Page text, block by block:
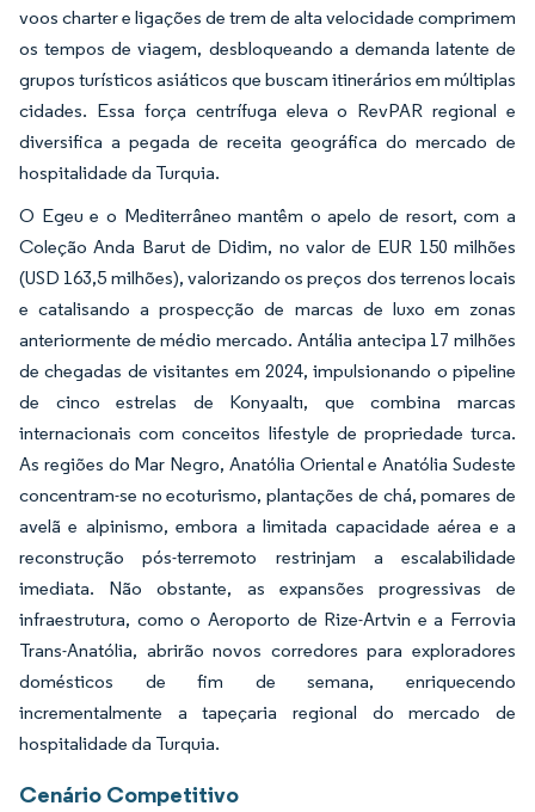
voos charter e ligações de trem de alta velocidade comprimem
os tempos de viagem, desbloqueando a demanda latente de
grupos turísticos asiáticos que buscam itinerários em múltiplas
cidades. Essa força centrífuga eleva o RevPAR regional e
diversifica a pegada de receita geográfica do mercado de
hospitalidade da Turquia.
O Egeu e o Mediterrâneo mantêm o apelo de resort, com a
Coleção Anda Barut de Didim, no valor de EUR 150 milhões
(USD 163,5 milhões), valorizando os preços dos terrenos locais
e catalisando a prospecção de marcas de luxo em zonas
anteriormente de médio mercado. Antália antecipa 17 milhões
de chegadas de visitantes em 2024, impulsionando o pipeline
de cinco estrelas de Konyaaltı, que combina marcas
internacionais com conceitos lifestyle de propriedade turca.
As regiões do Mar Negro, Anatólia Oriental e Anatólia Sudeste
concentram-se no ecoturismo, plantações de chá, pomares de
avelã e alpinismo, embora a limitada capacidade aérea e a
reconstrução pós-terremoto restrinjam a escalabilidade
imediata. Não obstante, as expansões progressivas de
infraestrutura, como o Aeroporto de Rize-Artvin e a Ferrovia
Trans-Anatólia, abrirão novos corredores para exploradores
domésticos de fim de semana, enriquecendo
incrementalmente a tapeçaria regional do mercado de
hospitalidade da Turquia.
Cenário Competitivo